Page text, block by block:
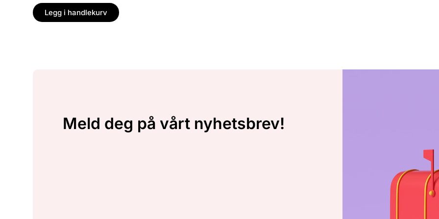
Legg i handlekurv
Meld deg på vårt nyhetsbrev!